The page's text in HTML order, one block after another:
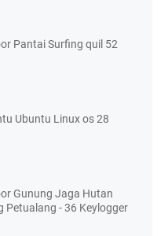
Pantai Surfing quil 52
Ubuntu Linux os 28
Gunung Jaga Hutan
Petualang - 36 Keylogger